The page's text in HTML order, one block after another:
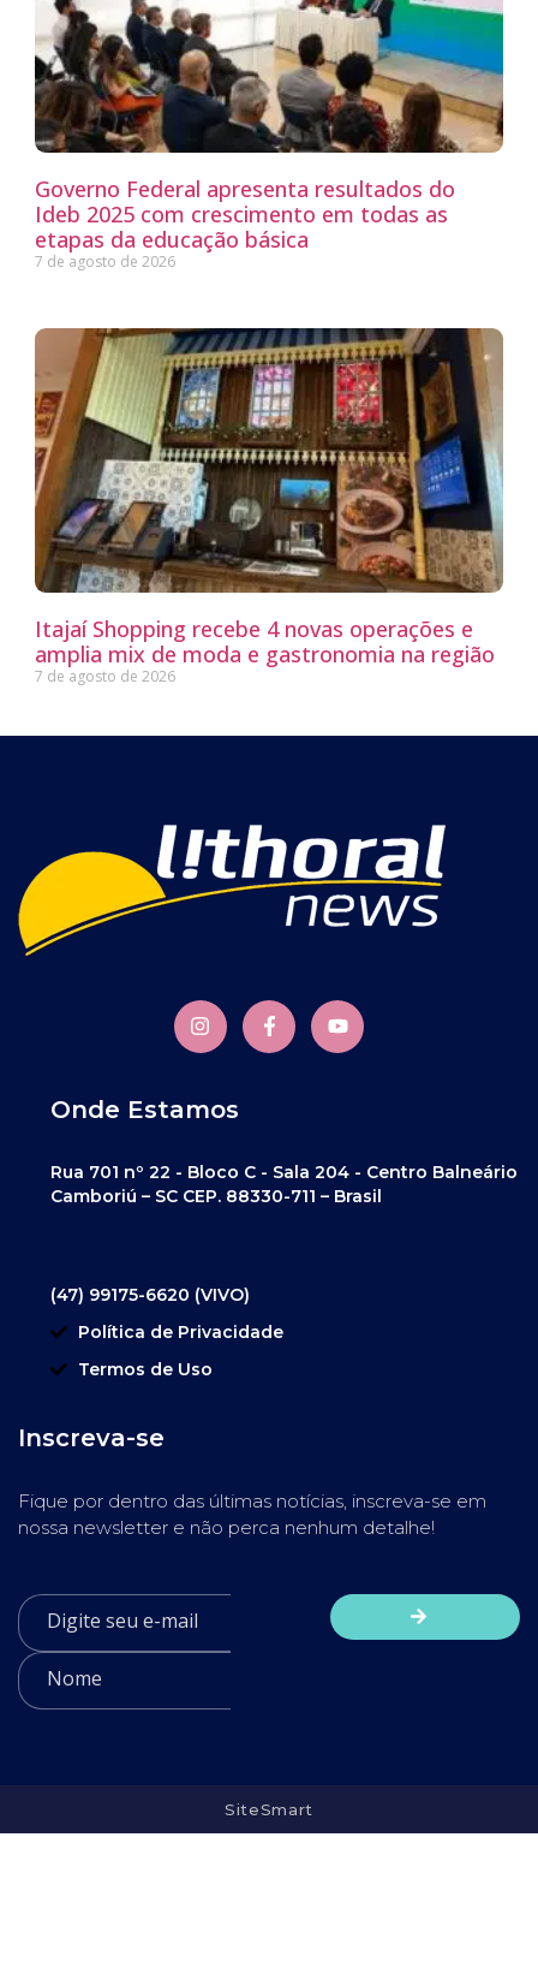
Governo Federal apresenta resultados do
Ideb 2025 com crescimento em todas as
etapas da educação básica
7 de agosto de 2026
Itajaí Shopping recebe 4 novas operações e
amplia mix de moda e gastronomia na região
7 de agosto de 2026
Onde Estamos
Rua 701 nº 22 - Bloco C - Sala 204 - Centro Balneário
Camboriú – SC CEP. 88330-711 – Brasil
(47) 99175-6620 (VIVO)
Política de Privacidade
Termos de Uso
Inscreva-se
Fique por dentro das últimas notícias, inscreva-se em
nossa newsletter e não perca nenhum detalhe!
SiteSmart